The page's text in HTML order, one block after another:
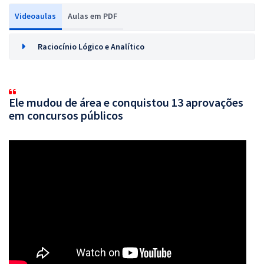
Videoaulas Aulas em PDF
Raciocínio Lógico e Analítico
Ele mudou de área e conquistou 13 aprovações
em concursos públicos